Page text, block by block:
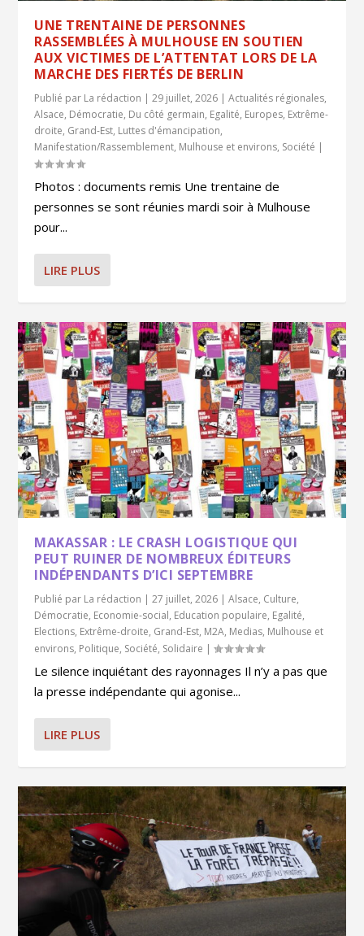
UNE TRENTAINE DE PERSONNES
RASSEMBLÉES À MULHOUSE EN SOUTIEN
AUX VICTIMES DE L’ATTENTAT LORS DE LA
MARCHE DES FIERTÉS DE BERLIN
Publié par La rédaction |29 juillet, 2026 |Actualités régionales,
Alsace, Démocratie, Du côté germain, Egalité, Europes, Extrême-
droite, Grand-Est, Luttes d'émancipation,
Manifestation/Rassemblement, Mulhouse et environs, Société |
Photos : documents remis Une trentaine de
personnes se sont réunies mardi soir à Mulhouse
pour...
LIRE PLUS
MAKASSAR : LE CRASH LOGISTIQUE QUI
PEUT RUINER DE NOMBREUX ÉDITEURS
INDÉPENDANTS D’ICI SEPTEMBRE
Publié par La rédaction |27 juillet, 2026 |Alsace, Culture,
Démocratie, Economie-social, Education populaire, Egalité,
Elections, Extrême-droite, Grand-Est, M2A, Medias, Mulhouse et
environs, Politique, Société, Solidaire |
Le silence inquiétant des rayonnages Il n’y a pas que
la presse indépendante qui agonise...
LIRE PLUS